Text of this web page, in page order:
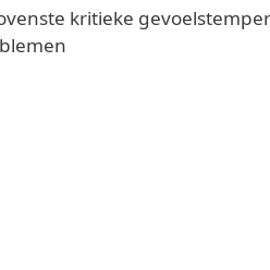
kritieke